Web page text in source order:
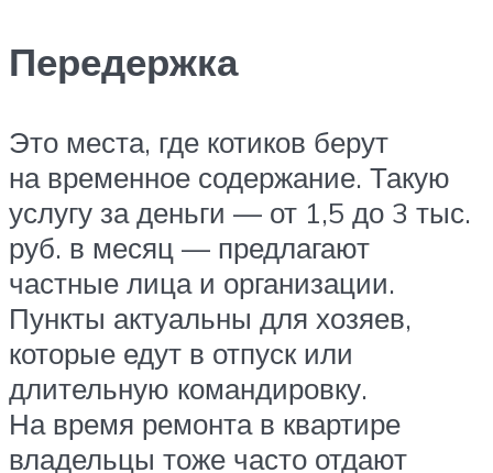
Передержка
Это места, где котиков берут
на временное содержание. Такую
услугу за деньги — от 1,5 до 3 тыс.
руб. в месяц — предлагают
частные лица и организации.
Пункты актуальны для хозяев,
которые едут в отпуск или
длительную командировку.
На время ремонта в квартире
владельцы тоже часто отдают